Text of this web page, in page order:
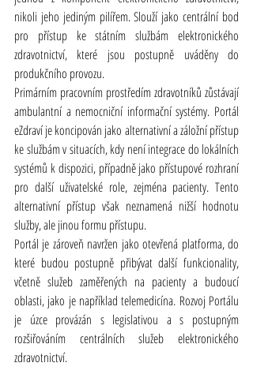
nikoli jeho jediným pilířem. Slouží jako centrální bod
pro přístup ke státním službám elektronického
zdravotnictví, které jsou postupně uváděny do
produkčního provozu.
Primárním pracovním prostředím zdravotníků zůstávají
ambulantní a nemocniční informační systémy. Portál
eZdraví je koncipován jako alternativní a záložní přístup
ke službám v situacích, kdy není integrace do lokálních
systémů k dispozici, případně jako přístupové rozhraní
pro další uživatelské role, zejména pacienty. Tento
alternativní přístup však neznamená nižší hodnotu
služby, ale jinou formu přístupu.
Portál je zároveň navržen jako otevřená platforma, do
které budou postupně přibývat další funkcionality,
včetně služeb zaměřených na pacienty a budoucí
oblasti, jako je například telemedicína. Rozvoj Portálu
je úzce provázán s legislativou a s postupným
rozšiřováním centrálních služeb elektronického
zdravotnictví.